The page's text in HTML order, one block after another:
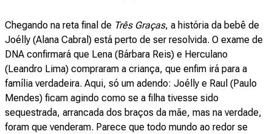
Chegando na reta final de Três Graças, a história da bebê de
Joélly (Alana Cabral) está perto de ser resolvida. O exame de
DNA confirmará que Lena (Bárbara Reis) e Herculano
(Leandro Lima) compraram a criança, que enfim irá para a
família verdadeira. Aqui, só um adendo: Joélly e Raul (Paulo
Mendes) ficam agindo como se a filha tivesse sido
sequestrada, arrancada dos braços da mãe, mas na verdade,
foram que venderam. Parece que todo mundo ao redor se